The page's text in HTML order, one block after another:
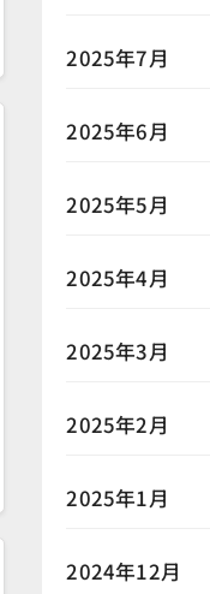
2025年7月
2025年6月
2025年5月
2025年4月
2025年3月
2025年2月
2025年1月
2024年12月